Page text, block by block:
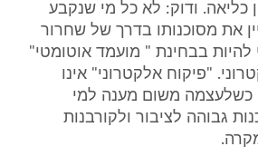
כליאה. ודוק: לא כל מי שנקבע
את מסוכנותו בדרך של שחרור
בבחינת " מועמד אוטומטי"
"פיקוח אלקטרוני" אינו
משום מענה למי
גבוהה לציבור ולקורבנות